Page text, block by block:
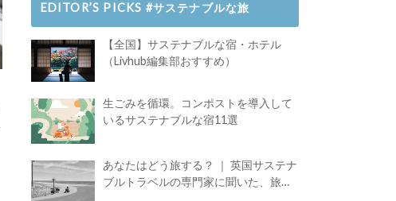
EDITOR’S PICKS #サステナブルな旅
【全国】サステナブルな宿・ホテル
（Livhub編集部おすすめ）
生ごみを循環。コンポストを導入して
いるサステナブルな宿11選
あなたはどう旅する？ ｜ 英国サステナ
ブルトラベルの専門家に聞いた、旅の